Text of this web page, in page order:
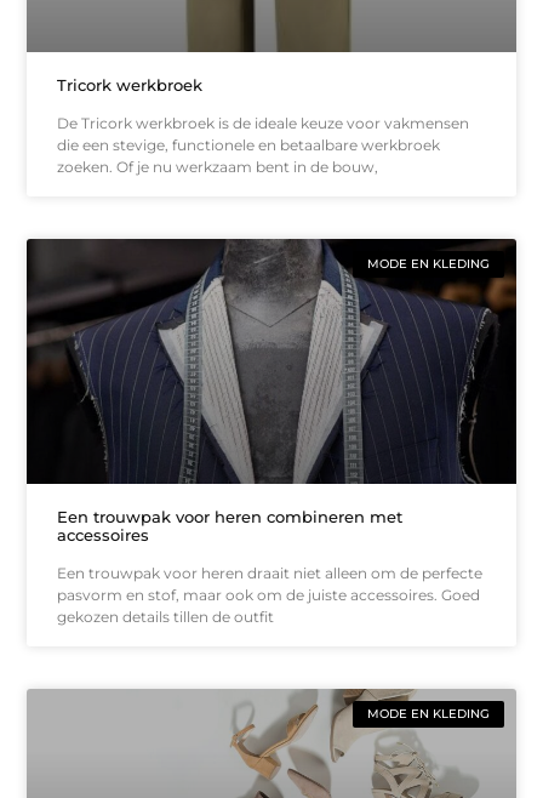
Tricork werkbroek
De Tricork werkbroek is de ideale keuze voor vakmensen
die een stevige, functionele en betaalbare werkbroek
zoeken. Of je nu werkzaam bent in de bouw,
MODE EN KLEDING
Een trouwpak voor heren combineren met
accessoires
Een trouwpak voor heren draait niet alleen om de perfecte
pasvorm en stof, maar ook om de juiste accessoires. Goed
gekozen details tillen de outfit
MODE EN KLEDING